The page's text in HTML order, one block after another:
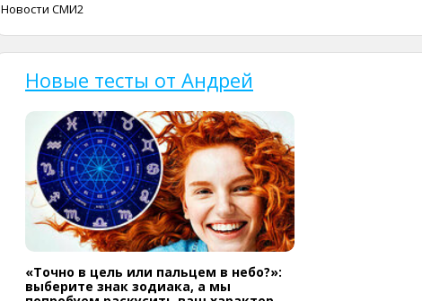
Новости СМИ2
Новые тесты от Андрей
«Точно в цель или пальцем в небо?»:
выберите знак зодиака, а мы